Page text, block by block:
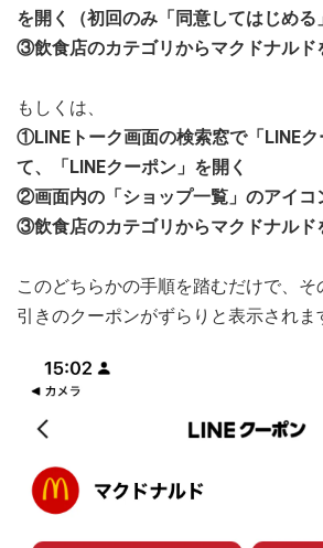
を開く（初回のみ「同意してはじめる
③飲食店のカテゴリからマクドナルド
もしくは、
①LINEトーク画面の検索窓で「LINE
て、「LINEクーポン」を開く
②画面内の「ショップ一覧」のアイコ
③飲食店のカテゴリからマクドナルド
このどちらかの手順を踏むだけで、そ
引きのクーポンがずらりと表示されま